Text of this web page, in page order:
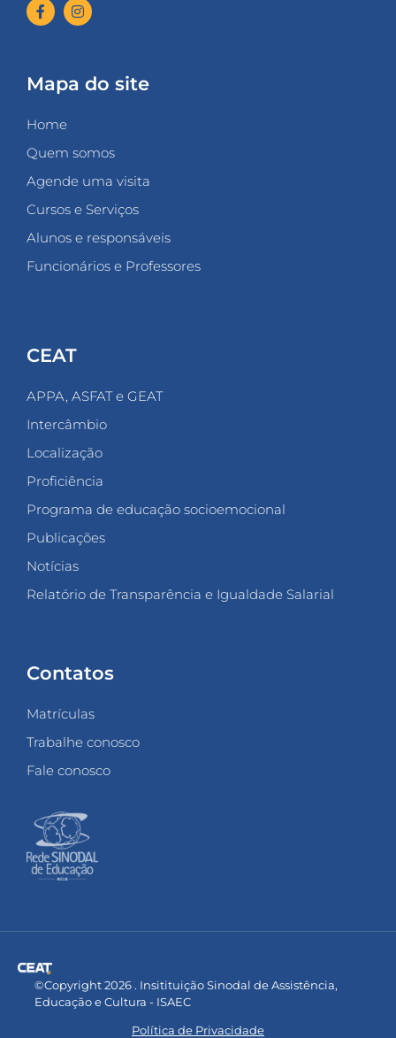
Mapa do site
Home
Quem somos
Agende uma visita
Cursos e Serviços
Alunos e responsáveis
Funcionários e Professores
CEAT
APPA, ASFAT e GEAT
Intercâmbio
Localização
Proficiência
Programa de educação socioemocional
Publicações
Notícias
Relatório de Transparência e Igualdade Salarial
Contatos
Matrículas
Trabalhe conosco
Fale conosco
©Copyright 2026 . Insitituição Sinodal de Assistência,
Educação e Cultura - ISAEC
Política de Privacidade